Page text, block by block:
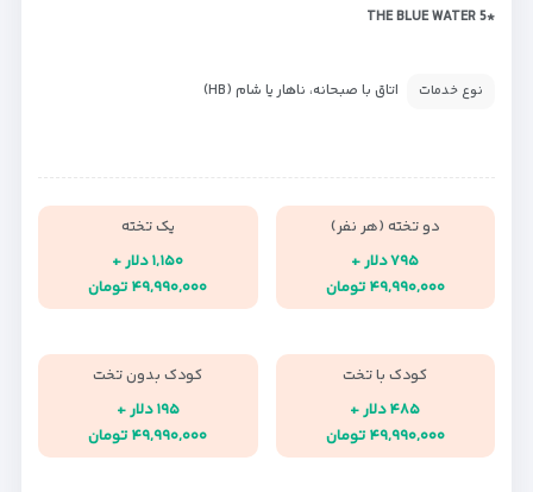
*THE BLUE WATER 5
نوع خدمات اتاق با صبحانه، ناهار یا شام (HB)
دو تخته (هر نفر)
۷۹۵ دلار +
۴۹,۹۹۰,۰۰۰ تومان
یک تخته
۱,۱۵۰ دلار +
۴۹,۹۹۰,۰۰۰ تومان
کودک با تخت
۴۸۵ دلار +
۴۹,۹۹۰,۰۰۰ تومان
کودک بدون تخت
۱۹۵ دلار +
۴۹,۹۹۰,۰۰۰ تومان